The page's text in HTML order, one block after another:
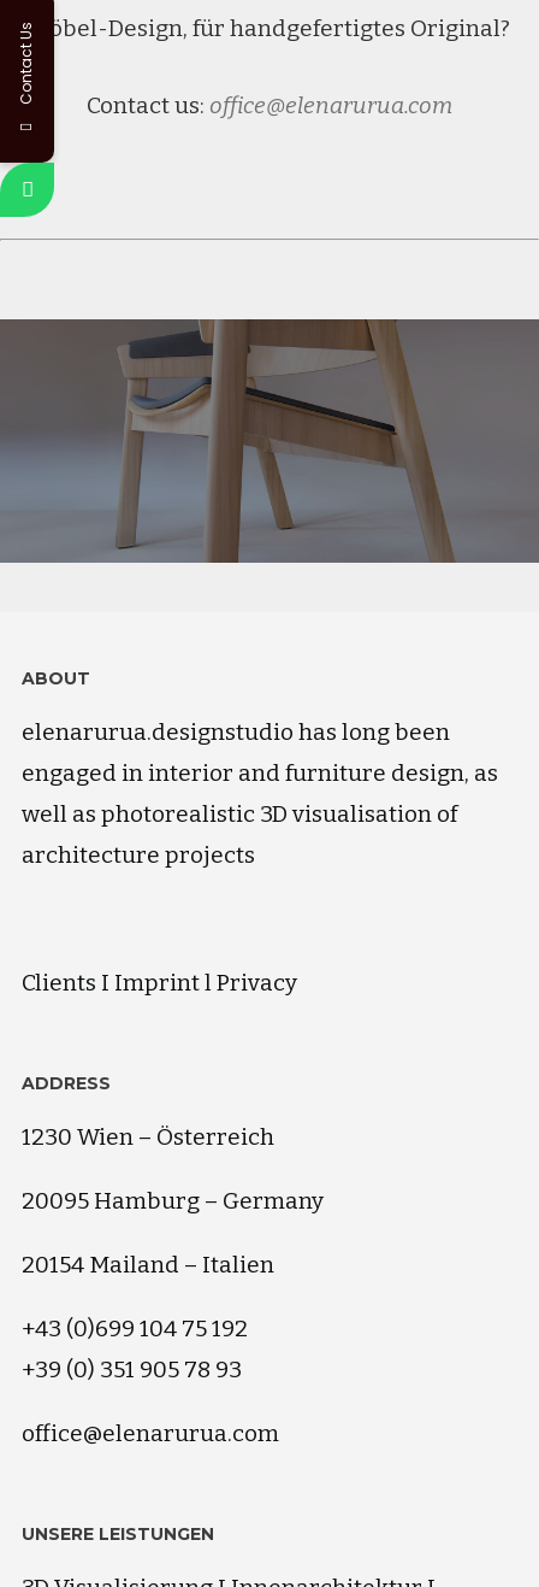
Möbel-Design, für handgefertigtes Original?
Contact us: office@elenarurua.com
ABOUT
elenarurua.designstudio has long been
engaged in interior and furniture design, as
well as photorealistic 3D visualisation of
architecture projects
Clients I Imprintl Privacy
ADDRESS
1230 Wien – Österreich
20095 Hamburg – Germany
20154 Mailand – Italien
+43 (0)699 104 75 192
+39 (0) 351 905 78 93
office@elenarurua.com
UNSERE LEISTUNGEN
Contact Us